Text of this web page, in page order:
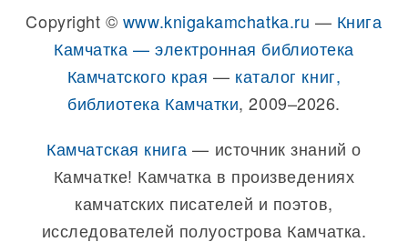
Copyright © www.knigakamchatka.ru — Книга
Камчатка — электронная библиотека
Камчатского края — каталог книг,
библиотека Камчатки, 2009–2026.
Камчатская книга — источник знаний о
Камчатке! Камчатка в произведениях
камчатских писателей и поэтов,
исследователей полуострова Камчатка.